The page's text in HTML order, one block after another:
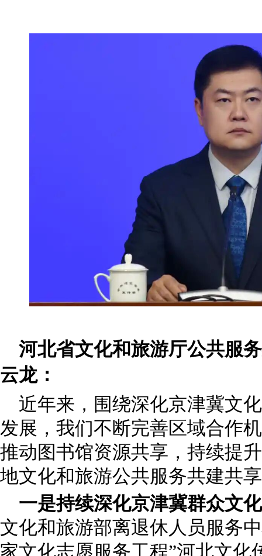
河北省文化和旅游厅公共服
云龙：
近年来，围绕深化京津冀文
发展，我们不断完善区域合作
推动图书馆资源共享，持续提
地文化和旅游公共服务共建共
一是持续深化京津冀群众文
文化和旅游部离退休人员服务
家文化志愿服务工程”河北文化